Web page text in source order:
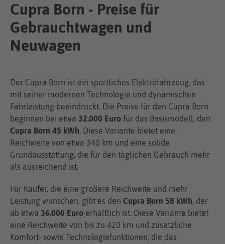
Cupra Born - Preise für
Gebrauchtwagen und
Neuwagen
Der Cupra Born ist ein sportliches Elektrofahrzeug, das
mit seiner modernen Technologie und dynamischen
Fahrleistung beeindruckt. Die Preise für den Cupra Born
beginnen bei etwa 32.000 Euro für das Basismodell, den
Cupra Born 45 kWh. Diese Variante bietet eine
Reichweite von etwa 340 km und eine solide
Grundausstattung, die für den täglichen Gebrauch mehr
als ausreichend ist.
Für Käufer, die eine größere Reichweite und mehr
Leistung wünschen, gibt es den Cupra Born 58 kWh, der
ab etwa 36.000 Euro erhältlich ist. Diese Variante bietet
eine Reichweite von bis zu 420 km und zusätzliche
Komfort- sowie Technologiefunktionen, die das